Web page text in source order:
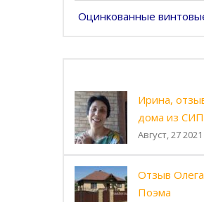
Оцинкованные
Ирина,
дома из
Август, 27 2021
Отзыв
Поэма